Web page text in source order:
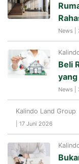
News |
Beli
News |
Kalindo Land Group
| 17 Juni 2026